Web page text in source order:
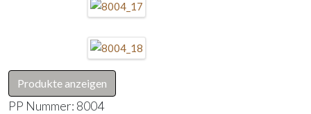
Produkte anzeigen
PP Nummer: 8004